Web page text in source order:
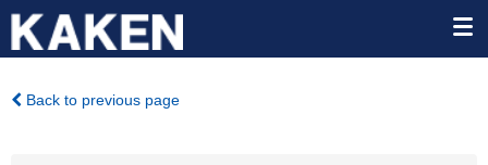
Back to previous page